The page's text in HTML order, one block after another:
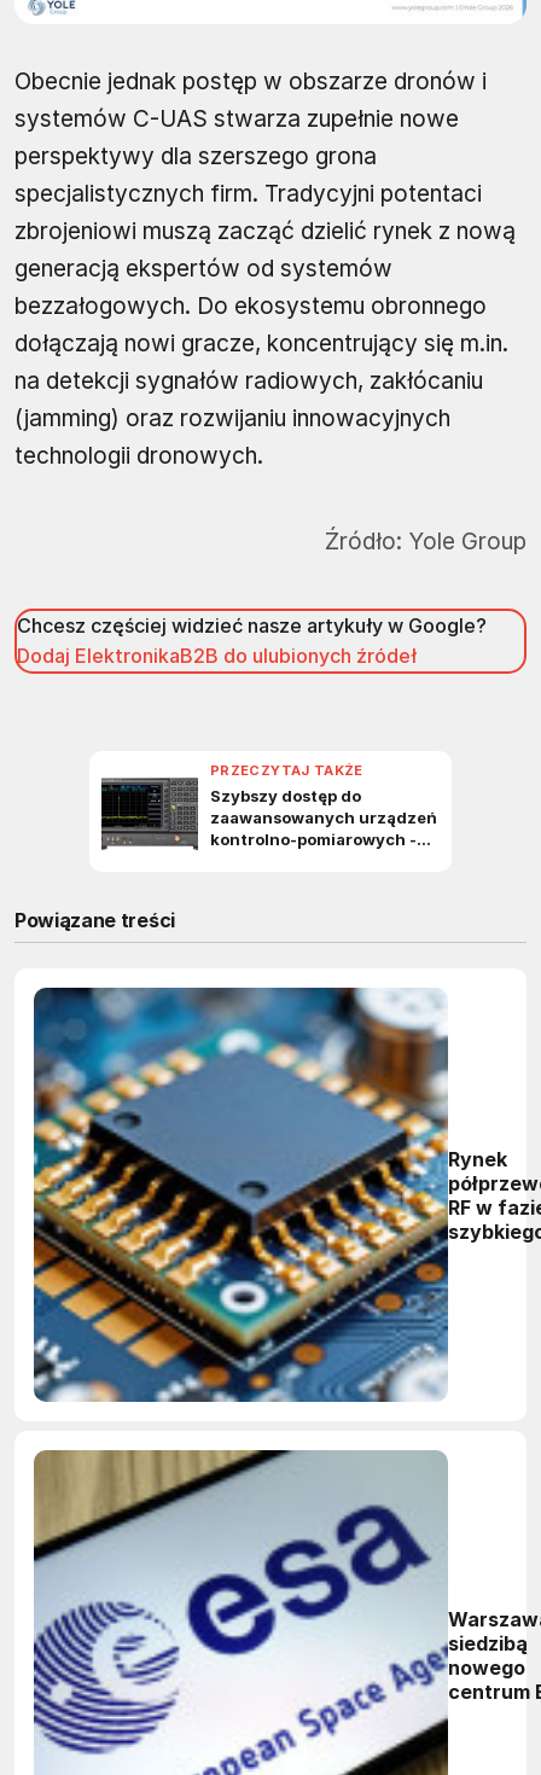
Obecnie jednak postęp w obszarze dronów i
systemów C-UAS stwarza zupełnie nowe
perspektywy dla szerszego grona
specjalistycznych firm. Tradycyjni potentaci
zbrojeniowi muszą zacząć dzielić rynek z nową
generacją ekspertów od systemów
bezzałogowych. Do ekosystemu obronnego
dołączają nowi gracze, koncentrujący się m.in.
na detekcji sygnałów radiowych, zakłócaniu
(jamming) oraz rozwijaniu innowacyjnych
technologii dronowych.
Źródło: Yole Group
Chcesz częściej widzieć nasze artykuły w Google?
Dodaj ElektronikaB2B do ulubionych źródeł
Powiązane treści
Rynek
RF w
siedzibą
nowego
centrum